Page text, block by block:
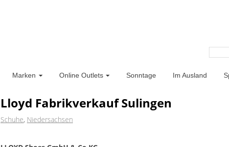
Marken Online Outlets Sonntage Im Ausland
Lloyd Fabrikverkauf Sulingen
Schuhe, Niedersachsen